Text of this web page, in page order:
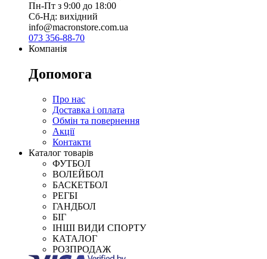
Пн-Пт з 9:00 до 18:00
Сб-Нд: вихідний
info@macronstore.com.ua
073 356-88-70
Компанія
Допомога
Про нас
Доставка і оплата
Обмін та повернення
Акції
Контакти
Каталог товарів
ФУТБОЛ
ВОЛЕЙБОЛ
БАСКЕТБОЛ
РЕГБІ
ГАНДБОЛ
БІГ
ІНШІ ВИДИ СПОРТУ
КАТАЛОГ
РОЗПРОДАЖ